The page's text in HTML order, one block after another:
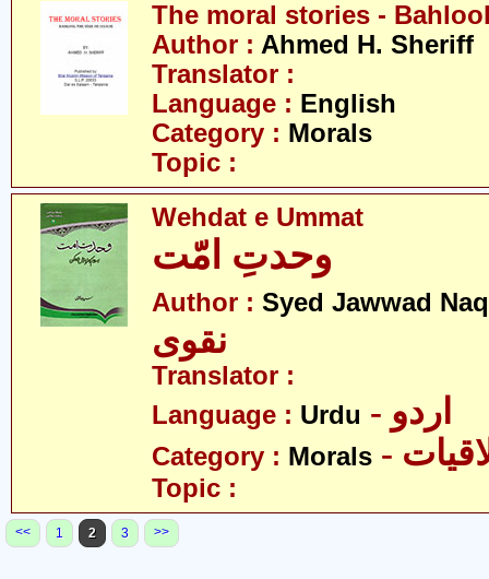
The moral stories -
Author : Ahmed H. Sheriff
Translator :
Language : English
Category : Morals
Topic :
Wehdat e Ummat
وحدتِ امّت
Author : Syed Jawwad
نقوی
Translator :
Language : Urdu - اردو
Category : Morals
Topic :
<< 1 2 3 >>